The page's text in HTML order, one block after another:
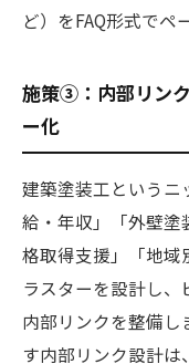
ど）をFAQ形式でペ
施策③：内部リン
ー化
建築塗装工というニ
給・年収」「外壁塗
格取得支援」「地域
ラスターを設計し
内部リンクを整備し
す内部リンク設計